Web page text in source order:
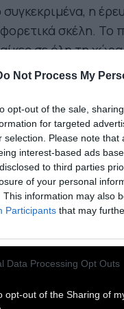
Not Process My
opt-out of the sale,
for targeted
selection. Please note
interest-based ads
to third parties
of your personal
This information may also
Participants that may
Data Processing Opt Outs
opt-out of the Sharing of
συγκεκριμένα, η
σκέλη. Το
σε όλη τη
στους
που
λοιπόν με τα
σκέλος, το 85%
δέκα γυναίκες
ότι έχει